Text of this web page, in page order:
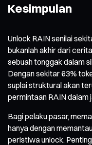
Kesimpulan
Unlock RAIN senilai
bukanlah akhir dari
sebuah tonggak dalam
Dengan sekitar 63%
suplai struktural akan
permintaan RAIN dalam
Bagi pelaku pasar,
hanya dengan
peristiwa unlock.